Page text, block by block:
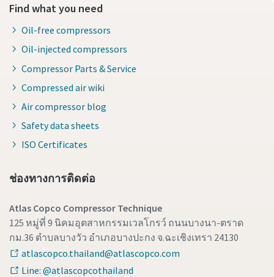
Find what you need
Oil-free compressors
Oil-injected compressors
Compressor Parts & Service
Compressed air wiki
Air compressor blog
Safety data sheets
ISO Certificates
ช่องทางการติดต่อ
Atlas Copco Compressor Technique
125 หมู่ที่ 9 นิคมอุตสาหกรรมเวลโกรว์ ถนนบางนา-ตราด
กม.36 ตำบลบางวัว อำเภอบางปะกง จ.ฉะเชิงเทรา 24130
atlascopco.thailand@atlascopco.com
Line: @atlascopcothailand